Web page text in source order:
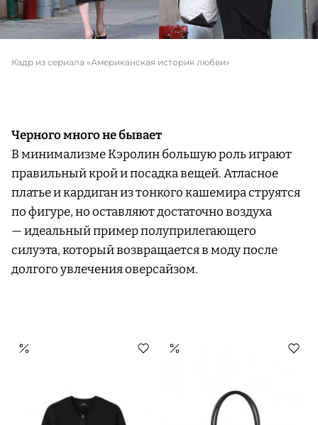
Кадр из сериала «Американская история любви»
Черного много не бывает
В минимализме Кэролин большую роль играют
правильный крой и посадка вещей. Атласное
платье и кардиган из тонкого кашемира струятся
по фигуре, но оставляют достаточно воздуха
— идеальный пример полуприлегающего
силуэта, который возвращается в моду после
долгого увлечения оверсайзом.